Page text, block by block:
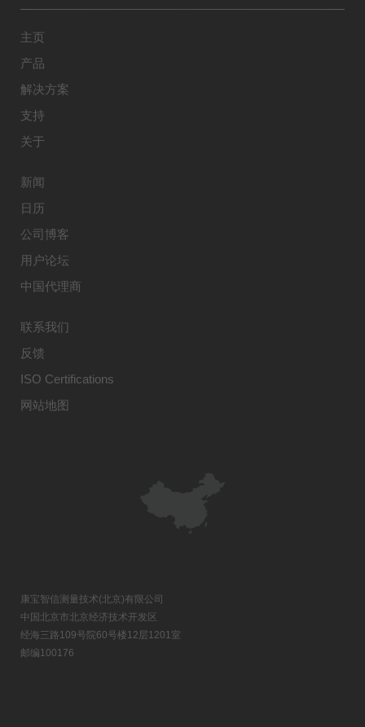
主页
产品
解决方案
支持
关于
新闻
日历
公司博客
用户论坛
中国代理商
联系我们
反馈
ISO Certifications
网站地图
康宝智信测量技术(北京)有限公司
中国北京市北京经济技术开发区
经海三路109号院60号楼12层1201室
邮编100176